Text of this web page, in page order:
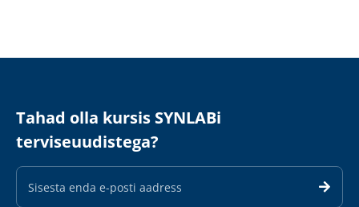
Tahad olla kursis SYNLABi
terviseuudistega?
E-
maili
aadress